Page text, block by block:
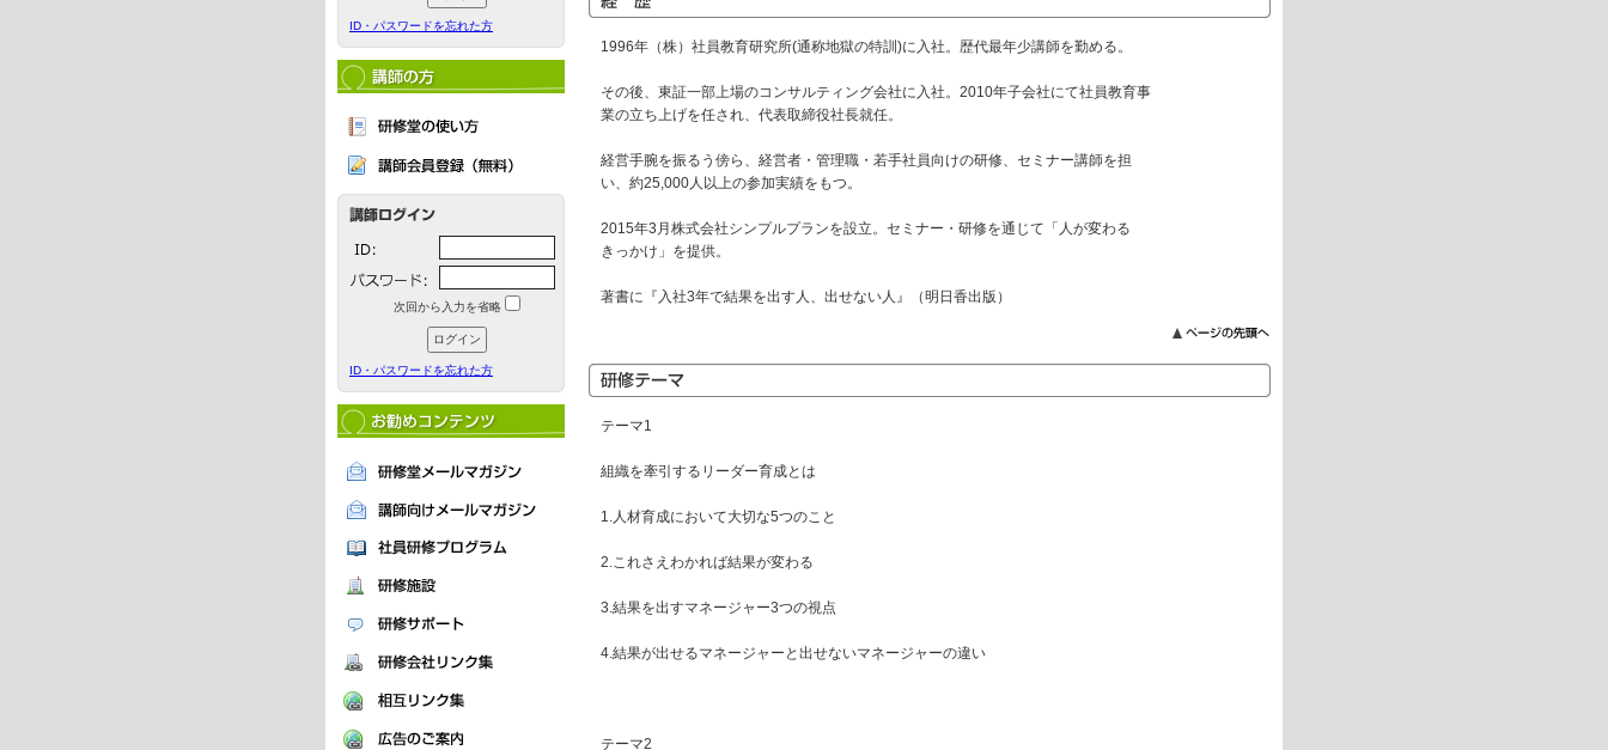
ID・パスワードを忘れた方
次回から入力を省略
ID・パスワードを忘れた方
1996年（株）社員教育研究所(通称地獄の特訓)に入社。歴代最年少講師を勤める。
その後、東証一部上場のコンサルティング会社に入社。2010年子会社にて社員教育事
業の立ち上げを任され、代表取締役社長就任。
経営手腕を振るう傍ら、経営者・管理職・若手社員向けの研修、セミナー講師を担
い、約25,000人以上の参加実績をもつ。
2015年3月株式会社シンプルプランを設立。セミナー・研修を通じて「人が変わる
きっかけ」を提供。
著書に『入社3年で結果を出す人、出せない人』（明日香出版）
テーマ1
組織を牽引するリーダー育成とは
1.人材育成において大切な5つのこと
2.これさえわかれば結果が変わる
3.結果を出すマネージャー3つの視点
4.結果が出せるマネージャーと出せないマネージャーの違い
テーマ2